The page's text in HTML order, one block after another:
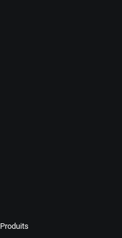
Produits